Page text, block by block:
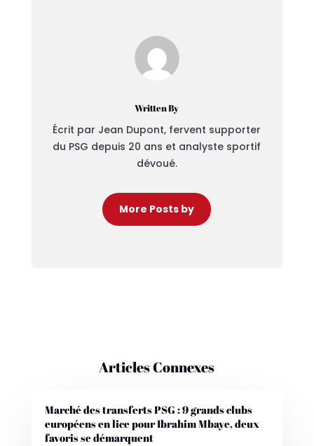
Written By
Écrit par Jean Dupont, fervent supporter
du PSG depuis 20 ans et analyste sportif
dévoué.
More Posts by
Articles Connexes
Marché des transferts PSG : 9 grands clubs
européens en lice pour Ibrahim Mbaye, deux
favoris se démarquent